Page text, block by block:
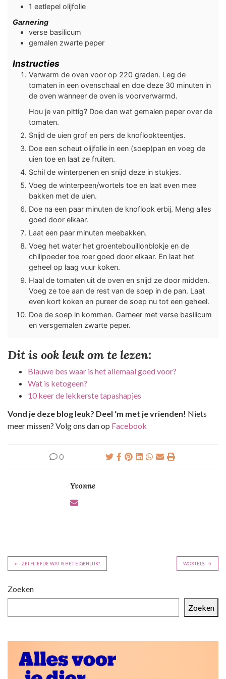
1 eetlepel olijfolie
Garnering
verse basilicum
gemalen zwarte peper
Instructies
Verwarm de oven voor op 220 graden. Leg de
tomaten in een ovenschaal en doe deze 30 minuten in
de oven wanneer de oven is voorverwarmd.
Hou je van pittig? Doe dan wat gemalen peper over de
tomaten.
Snijd de uien grof en pers de knoflookteentjes.
Doe een scheut olijfolie in een (soep)pan en voeg de
uien toe en laat ze fruiten.
Schil de winterpenen en snijd deze in stukjes.
Voeg de winterpeen/wortels toe en laat even mee
bakken met de uien.
Doe na een paar minuten de knoflook erbij. Meng alles
goed door elkaar.
Laat een paar minuten meebakken.
Voeg het water het groentebouillonblokje en de
chilipoeder toe roer goed door elkaar. En laat het
geheel op laag vuur koken.
Haal de tomaten uit de oven en snijd ze door midden.
Voeg ze toe aan de rest van de soep in de pan. Laat
even kort koken en pureer de soep nu tot een geheel.
Doe de soep in kommen. Garneer met verse basilicum
en versgemalen zwarte peper.
Dit is ook leuk om te lezen:
Blauwe bes waar is het allemaal goed voor?
Wat is ketogeen?
10 keer de lekkerste tapashapjes
Vond je deze blog leuk? Deel ‘m met je vrienden! Niets
meer missen? Volg ons dan op Facebook
0
Yvonne
B
r
c
ZELFLIEFDE WAT IS HET EIGENLIJK? WORTELS
Zoeken
Zoeken